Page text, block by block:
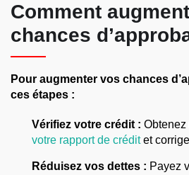
Comment
chances
Pour augmenter vos chances
ces étapes :
Vérifiez votre crédit :
votre rapport de créditet
Réduisez vos dettes : Payez